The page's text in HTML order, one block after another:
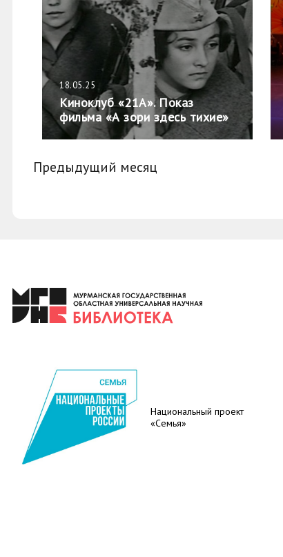
18.05.25
Киноклуб «21А». Показ
фильма «А зори здесь тихие»
Предыдущий месяц
Национальный проект
«Семья»